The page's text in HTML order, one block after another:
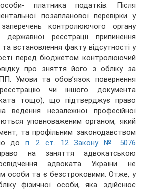
платника податків. Після
позапланової перевірки у
заперечень контролюючого органу
реєстрації припинення
встановлення факту відсутності у
перед бюджетом контролюючий
про зняття його з обліку за
Умови та обов’язок повернення
чи іншого документа
тощо), що підтверджує право
ведення незалежної професійної
уповноваженим органом, який
та профільним законодавством
до п. 2 ст. 12 Закону № 5076
на заняття адвокатською
адвоката України не
особи та є безстроковими. Отже, у
фізичної особи, яка здійснює